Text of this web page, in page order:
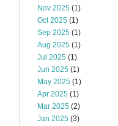
Nov 2025 (1)
Oct 2025 (1)
Sep 2025 (1)
Aug 2025 (1)
Jul 2025 (1)
Jun 2025 (1)
May 2025 (1)
Apr 2025 (1)
Mar 2025 (2)
Jan 2025 (3)